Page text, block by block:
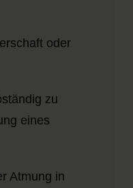
oder
zu
eines
Atmung in